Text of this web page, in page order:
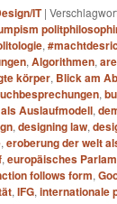
IT |
,
, Algorithmen,
körper, Blick am
,
Auslaufmodell,
, designing law,
, eroberung der welt
, europäisches
follows form,
, IFG, internationale